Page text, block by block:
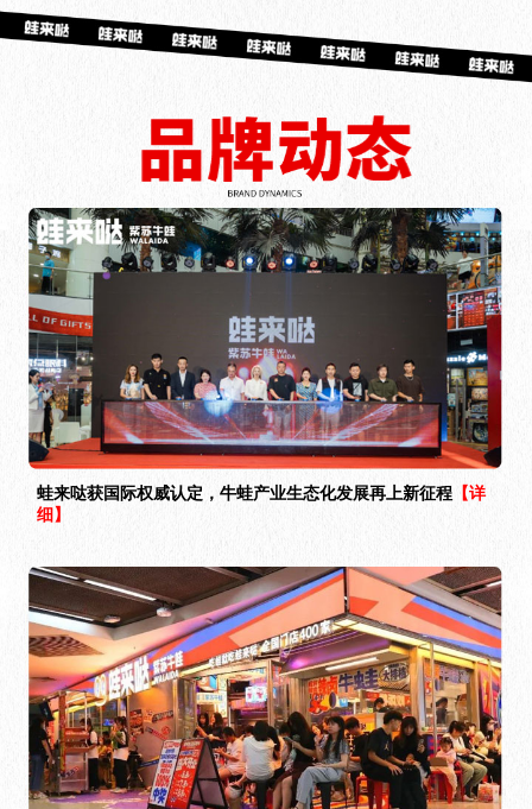
蛙来哒获国际权威认定，牛蛙产业生态化发展再上新征程 【详
细】